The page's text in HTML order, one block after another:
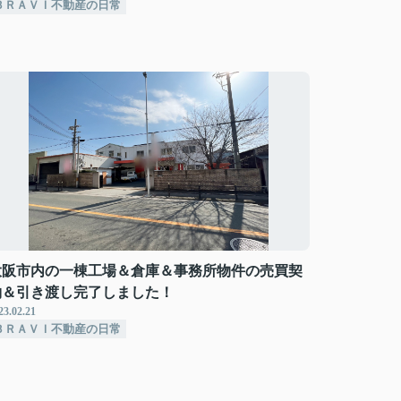
ＲＡＶＩ不動産の日常
市内の一棟工場＆倉庫＆事務所物件の売買契
引き渡し完了しました！
ＲＡＶＩ不動産の日常